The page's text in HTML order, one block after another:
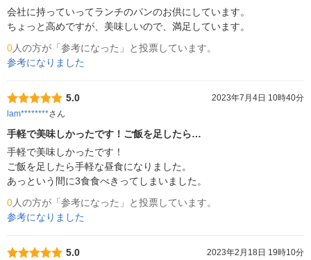
会社に持っていってランチのパンのお供にしています。
ちょっと高めですが、美味しいので、満足しています。
0人の方が「参考になった」と投票しています。
参考になりました
5.0
2023年7月4日 10時40分
lam********さん
手軽で美味しかったです！ご飯を足したら…
手軽で美味しかったです！
ご飯を足したら手軽な昼食になりました。
あっという間に3食食べきってしまいました。
0人の方が「参考になった」と投票しています。
参考になりました
5.0
2023年2月18日 19時10分